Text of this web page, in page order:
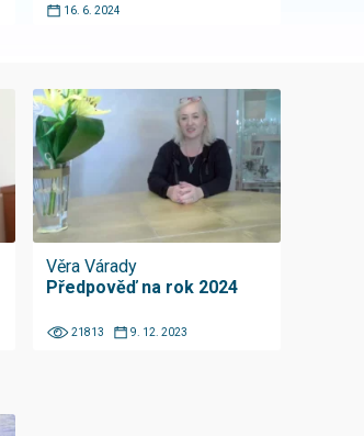
16. 6. 2024
Věra Várady
Předpověď na rok 2024
21813 9. 12. 2023